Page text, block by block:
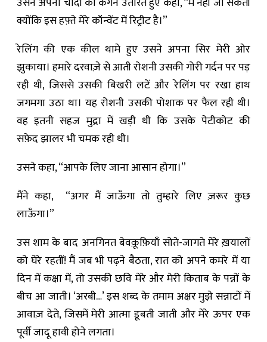
क्योंकि इस हफ़्ते मेरे कॉन्वेंट में रिट्रीट है।”
रेलिंग की एक कील थामे हुए उसने अपना सिर मेरी ओर
झुकाया। हमारे दरवाज़े से आती रोशनी उसकी गोरी गर्दन पर पड़
रही थी, जिससे उसकी बिखरी लटें और रेलिंग पर रखा हाथ
जगमगा उठा था। यह रोशनी उसकी पोशाक पर फैल रही थी।
वह इतनी सहज मुद्रा में खड़ी थी कि उसके पेटीकोट की
सफ़ेद झालर भी चमक रही थी।
उसने कहा, “आपके लिए जाना आसान होगा।”
मैंने कहा, “अगर मैं जाऊँगा तो तुम्हारे लिए ज़रूर कुछ
लाऊँगा।”
उस शाम के बाद अनगिनत बेवक़ूफ़ियाँ सोते-जागते मेरे ख़यालों
को घेरे रहतीं! मैं जब भी पढ़ने बैठता, रात को अपने कमरे में या
दिन में कक्षा में, तो उसकी छवि मेरे और मेरी किताब के पन्नों के
बीच आ जाती। ‘अरबी…’ इस शब्द के तमाम अक्षर मुझे सन्नाटों में
आवाज़ देते, जिसमें मेरी आत्मा डूबती जाती और मेरे ऊपर एक
पूर्वी जादू हावी होने लगता।